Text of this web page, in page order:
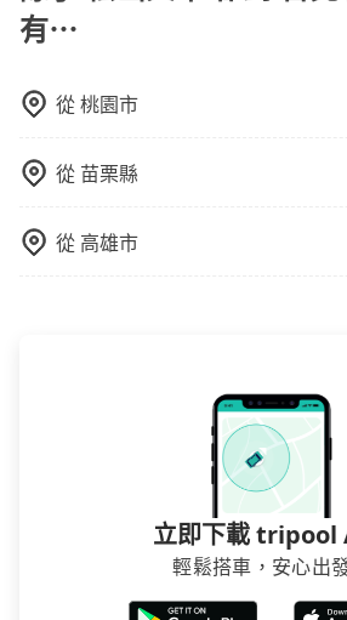
有臨時攔不到車以及計程車司機不跳
你們人數在五人以上，分坐兩台計程
$115~205（平假日與車型而有不同
里再額外加收$3.2，從松山火車站到
估進去，但額外的汽車保險與可能
者，和運的iRent只提供最基本的車
Yaris、Prius C、Vios這類乘坐體驗
數超過四位，更是沒有較大的七人
發現仍有上一組乘客遺留的垃圾或
雖然路邊隨租隨還看似方便，但實際
域的限制，實際可停靠的地點與你的
距離，在遇到下雨天或者載行李時，
有⋯
從桃園市
從 苗栗縣
從 高雄市
立即下載 tripool
輕鬆搭車，安心出